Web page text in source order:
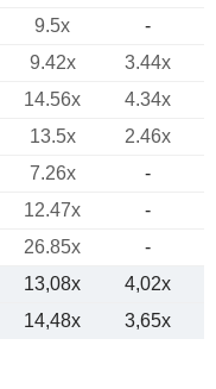
9.5x
-
9.42x
3.44x
14.56x
4.34x
13.5x
2.46x
7.26x
-
12.47x
-
26.85x
-
13,08x
4,02x
14,48x 3,65x